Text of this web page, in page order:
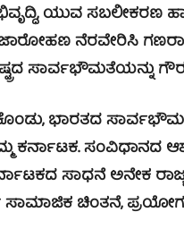
ಯುವ ಸಬಲೀಕರಣ
ನೆರವೇರಿಸಿ
ಸಾರ್ವಭೌಮತೆಯನ್ನು
ಭಾರತದ
ಕರ್ನಾಟಕ.
ಸಾಧನೆ ಅನೇಕ
ಸಾಮಾಜಿಕ ಚಿಂತನೆ,